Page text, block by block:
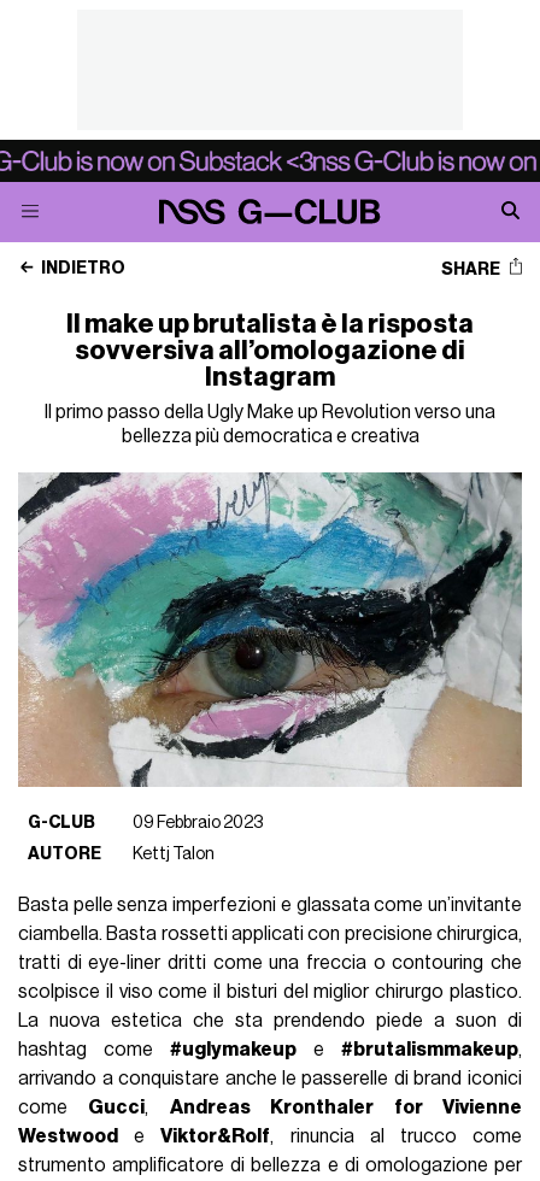
INDIETRO SHARE
Il make up brutalista è la risposta
sovversiva all’omologazione di
Instagram
Il primo passo della Ugly Make up Revolution verso una
bellezza più democratica e creativa
G-CLUB
09 Febbraio 2023
AUTORE
Kettj Talon
Basta pelle senza imperfezioni e glassata come un’invitante
ciambella. Basta rossetti applicati con precisione chirurgica,
tratti di eye-liner dritti come una freccia o contouring che
scolpisce il viso come il bisturi del miglior chirurgo plastico.
La nuova estetica che sta prendendo piede a suon di
hashtag come #uglymakeup e #brutalismmakeup,
arrivando a conquistare anche le passerelle di brand iconici
come Gucci, Andreas Kronthaler for Vivienne
Westwood
eViktor&Rolf, rinuncia al trucco come
strumento amplificatore di bellezza e di omologazione per